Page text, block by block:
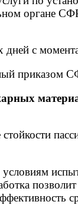
с
стойкости